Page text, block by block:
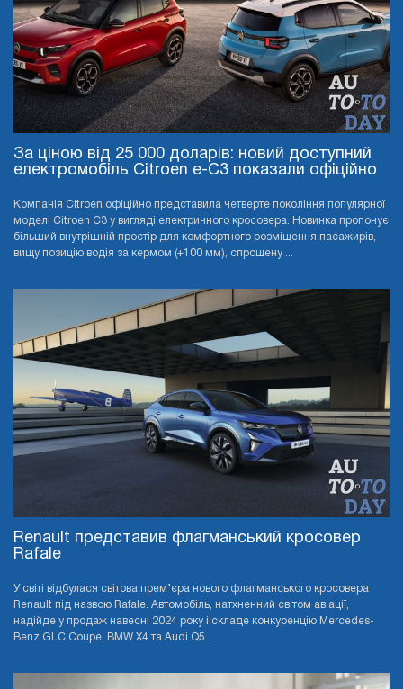
За ціною від 25 000 доларів: новий доступний
електромобіль Citroen e-C3 показали офіційно
Компанія Citroen офіційно представила четверте покоління популярної
моделі Citroen C3 у вигляді електричного кросовера. Новинка пропонує
більший внутрішній простір для комфортного розміщення пасажирів,
вищу позицію водія за кермом (+100 мм), спрощену ...
Renault представив флагманський кросовер
Rafale
У світі відбулася світова прем’єра нового флагманського кросовера
Renault під назвою Rafale. Автомобіль, натхненний світом авіації,
надійде у продаж навесні 2024 року і складе конкуренцію Mercedes-
Benz GLC Coupe, BMW X4 та Audi Q5 ...